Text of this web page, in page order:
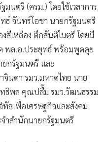
นตรี (ครม.) โดยใช้เวลาการ
ธ์ จันทร์โอชา นายกรัฐมนตรี
สีเหลือง ตึกสันติไมตรี โดยมี
พล.อ.ประยุทธ์ พร้อมพูดคุย
กรัฐมนตรี และ
นดา รมว.มหาดไทย นาย
ธิพล คุณปลื้ม รมว.วัฒนธรรม
ลเพื่อเศรษฐกิจและสังคม
ำสำนักนายกรัฐมนตรี